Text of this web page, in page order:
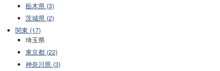
栃木県 (3)
茨城県 (2)
関東 (17)
埼玉県
東京都 (22)
神奈川県 (3)